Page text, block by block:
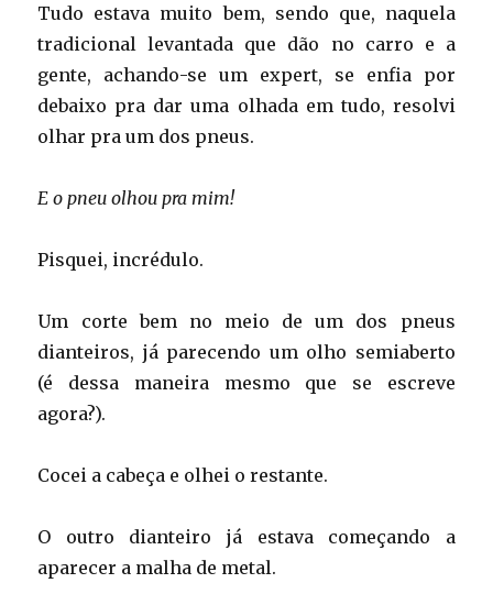
Tudo estava muito bem, sendo que, naquela
tradicional levantada que dão no carro e a
gente, achando-se um expert, se enfia por
debaixo pra dar uma olhada em tudo, resolvi
olhar pra um dos pneus.
E o pneu olhou pra mim!
Pisquei, incrédulo.
Um corte bem no meio de um dos pneus
dianteiros, já parecendo um olho semiaberto
(é dessa maneira mesmo que se escreve
agora?).
Cocei a cabeça e olhei o restante.
O outro dianteiro já estava começando a
aparecer a malha de metal.